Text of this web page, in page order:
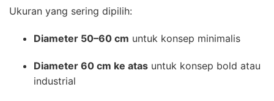
Ukuran yang sering dipilih:
Diameter 50–60 cm untuk konsep minimalis
Diameter 60 cm ke atas untuk konsep bold atau
industrial